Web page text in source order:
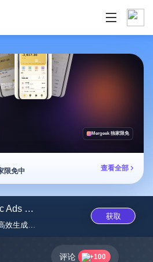
支持多方式记账、预算管理及消费复盘，可本地保存
Mergeek 独家限免
限免中 查看全部
Ezra - Get Static Ads Creative...
AI驱动广告创意，高效生成多样...
获取
评论 +100